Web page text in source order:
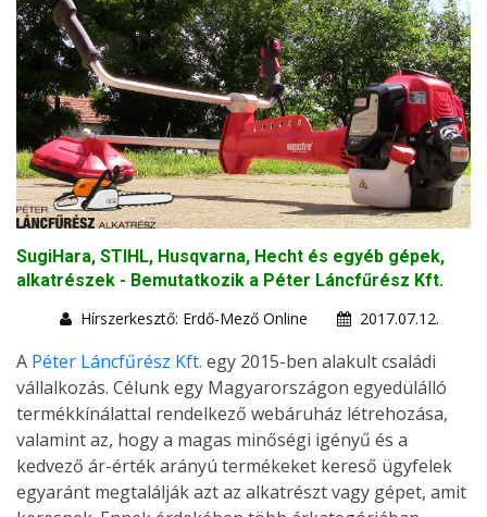
SugiHara, STIHL, Husqvarna, Hecht és egyéb gépek,
alkatrészek - Bemutatkozik a Péter Láncfűrész Kft.
Hírszerkesztő: Erdő-Mező Online
2017.07.12.
A Péter Láncfűrész Kft. egy 2015-ben alakult családi
vállalkozás. Célunk egy Magyarországon egyedülálló
termékkínálattal rendelkező webáruház létrehozása,
valamint az, hogy a magas minőségi igényű és a
kedvező ár-érték arányú termékeket kereső ügyfelek
egyaránt megtalálják azt az alkatrészt vagy gépet, amit